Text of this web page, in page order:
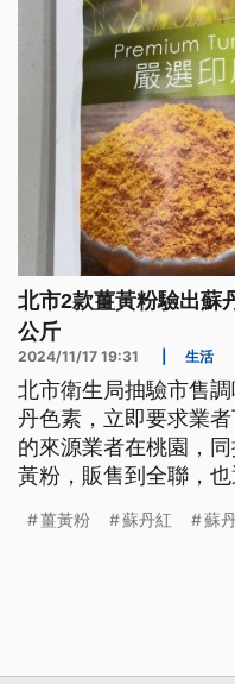
北市2款薑黃粉驗出蘇
公斤
2024/11/17 19:31 生活
北市衛生局抽驗市售
丹色素，立即要求業
的來源業者在桃園，
黃粉，販售到全聯，
印度進口，已經賣出
薑黃粉 蘇丹紅 蘇